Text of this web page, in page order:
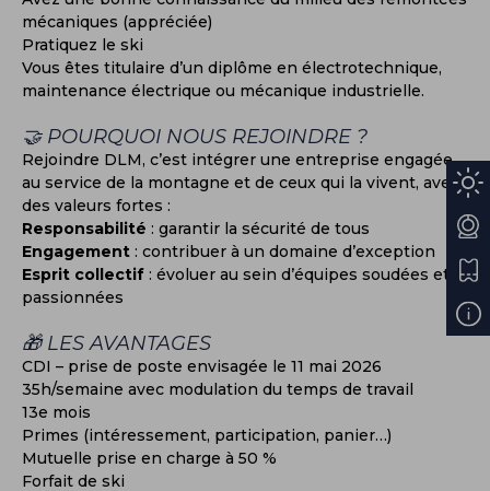
mécaniques (appréciée)
Pratiquez le ski
Vous êtes titulaire d’un diplôme en électrotechnique,
maintenance électrique ou mécanique industrielle.
🤝 POURQUOI NOUS REJOINDRE ?
Rejoindre DLM, c’est intégrer une entreprise engagée,
au service de la montagne et de ceux qui la vivent, avec
des valeurs fortes :
Responsabilité : garantir la sécurité de tous
Engagement : contribuer à un domaine d’exception
Esprit collectif : évoluer au sein d’équipes soudées et
passionnées
🎁 LES AVANTAGES
CDI – prise de poste envisagée le 11 mai 2026
35h/semaine avec modulation du temps de travail
13e mois
Primes (intéressement, participation, panier…)
Mutuelle prise en charge à 50 %
Forfait de ski